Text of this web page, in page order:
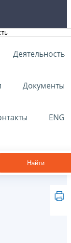
Деятельность
Документы
ENG
Найти